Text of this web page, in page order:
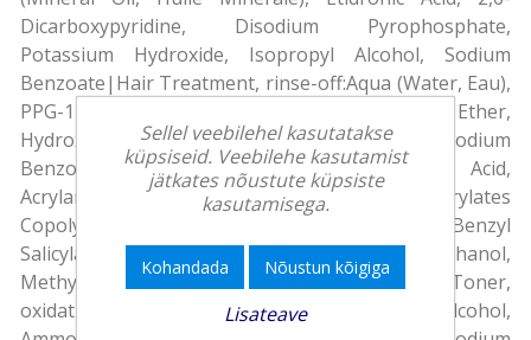
Dicarboxypyridine, Disodium Pyrophosphate,
Potassium Hydroxide, Isopropyl Alcohol, Sodium
Benzoate|Hair Treatment, rinse-off:Aqua (Water, Eau),
PPG-1-PEG-9 Lauryl Glycol Ether,
Hydroxyethylcellulose, Parfum (Fragrance), Sodium
Benzoate, Hydroxyoctanone, Citric Acid,
Acrylamidopropyltrimonium Chloride/Acrylates
Copolymer, Limonene, Potassium Hydroxide, Benzyl
Salicylate, Benzyl Alcohol, Phenoxyethanol,
Methylparaben, Ethylparaben|Hair Color/Toner,
oxidative dyes:Aqua (Water, Eau), Cetearyl Alcohol,
Sellel veebilehel kasutatakse
küpsiseid. Veebilehe kasutamist
jätkates nõustute küpsiste
kasutamisega.
Kohandada Nõustun kõigiga
Lisateave